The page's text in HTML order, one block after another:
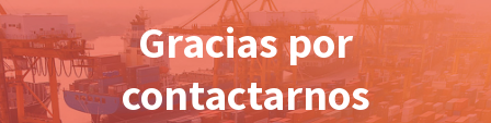
Gracias por
contactarnos